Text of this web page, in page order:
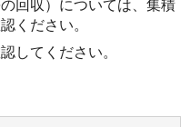
回収）については、集積
ください。
してください。